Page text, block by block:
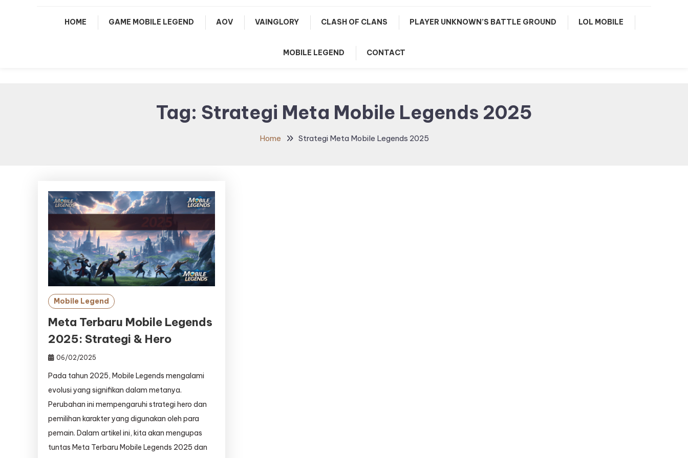
HOME GAME MOBILE LEGEND AOV VAINGLORY CLASH OF CLANS PLAYER UNKNOWN’S BATTLE GROUND LOL MOBILE
MOBILE LEGEND CONTACT
Tag: Strategi Meta Mobile Legends 2025
Home Strategi Meta Mobile Legends 2025
Mobile Legend
Meta Terbaru Mobile Legends
2025: Strategi & Hero
06/02/2025
Pada tahun 2025, Mobile Legends mengalami
evolusi yang signifikan dalam metanya.
Perubahan ini mempengaruhi strategi hero dan
pemilihan karakter yang digunakan oleh para
pemain. Dalam artikel ini, kita akan mengupas
tuntas Meta Terbaru Mobile Legends 2025 dan